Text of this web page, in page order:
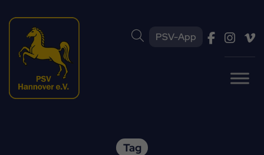
PSV-App
Tag